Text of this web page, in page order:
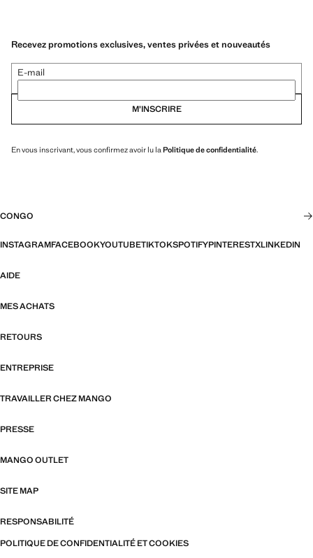
Recevez promotions exclusives, ventes privées et nouveautés
E-mail
M’INSCRIRE
En vous inscrivant, vous confirmez avoir lu la Politique de confidentialité.
CONGO
INSTAGRAMFACEBOOKYOUTUBETIKTOKSPOTIFYPINTERESTXLINKEDIN
AIDE
MES ACHATS
RETOURS
ENTREPRISE
TRAVAILLER CHEZ MANGO
PRESSE
MANGO OUTLET
SITE MAP
RESPONSABILITÉ
POLITIQUE DE CONFIDENTIALITÉ ET COOKIES